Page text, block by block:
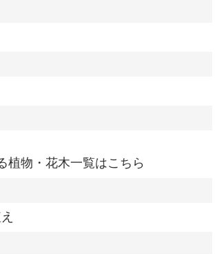
植物・花木一覧はこちら